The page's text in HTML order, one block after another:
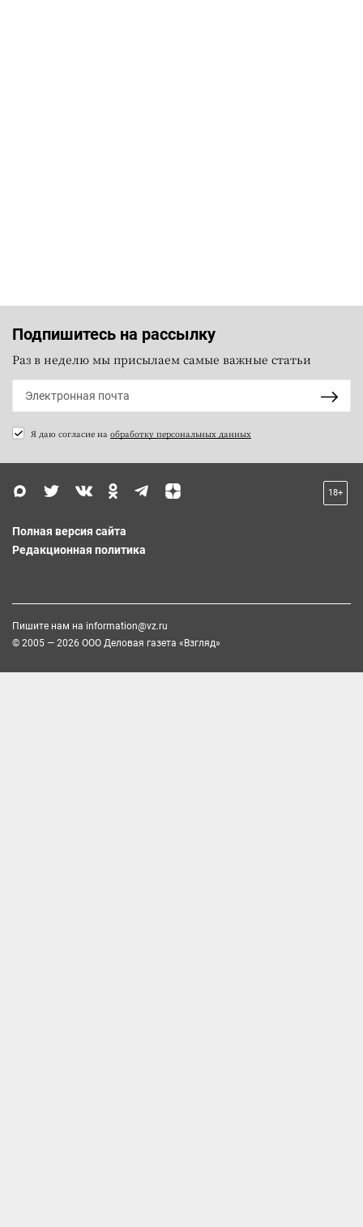
Подпишитесь на рассылку
Раз в неделю мы присылаем самые важные статьи
Я даю согласие на обработку персональных данных
18+
Полная версия сайта
Редакционная политика
Пишите нам на information@vz.ru
© 2005 — 2026 ООО Деловая газета «Взгляд»